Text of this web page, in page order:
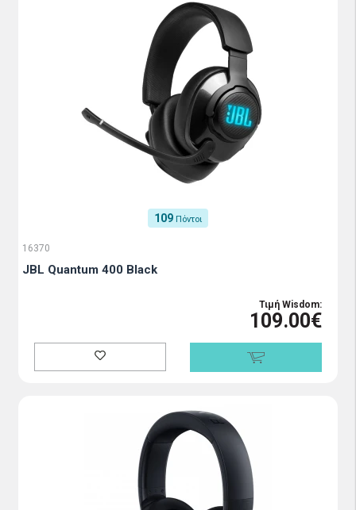
109 Πόντοι
16370
JBL Quantum 400 Black
Τιμή Wisdom:
109.00€